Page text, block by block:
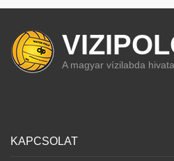
A magyar vízilabda
KAPCSOLAT